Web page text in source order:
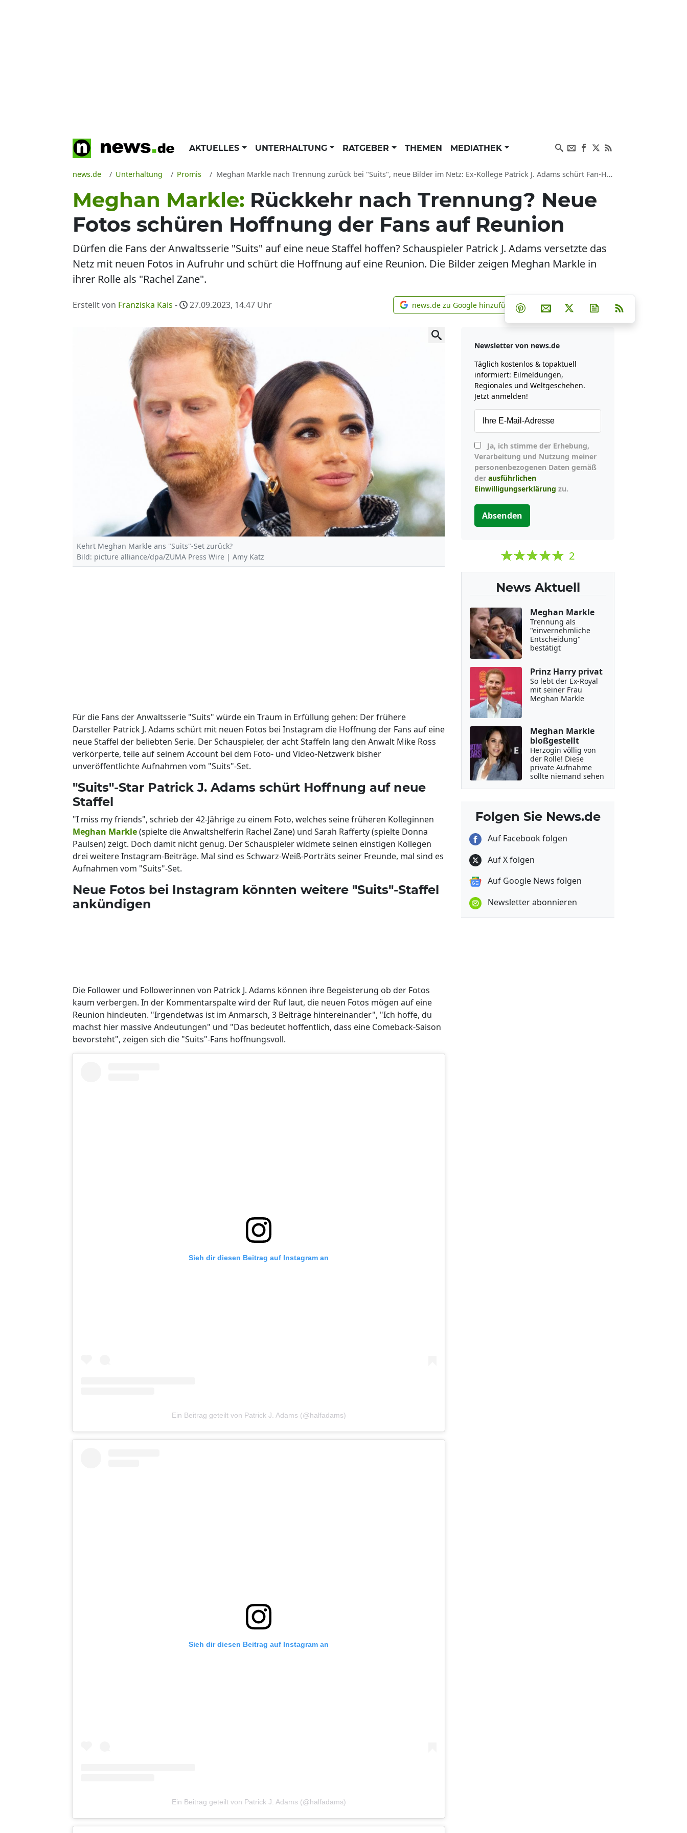
AKTUELLES UNTERHALTUNG RATGEBER THEMEN MEDIATHEK
news.de Unterhaltung Promis Meghan Markle nach Trennung zurück bei "Suits", neue Bilder im Netz: Ex-Kollege Patrick J. Adams schürt Fan-Hoffnung auf neue Staffel
Meghan Markle: Rückkehr nach Trennung? Neue
Fotos schüren Hoffnung der Fans auf Reunion
Dürfen die Fans der Anwaltsserie "Suits" auf eine neue Staffel hoffen? Schauspieler Patrick J. Adams versetzte das
Netz mit neuen Fotos in Aufruhr und schürt die Hoffnung auf eine Reunion. Die Bilder zeigen Meghan Markle in
ihrer Rolle als "Rachel Zane".
Erstellt von Franziska Kais - 27.09.2023, 14.47 Uhr news.de zu Google hinzufügen
news.de zu Google hinzufügen Teilen auf Facebook
Teilen auf Whatsapp
Teilen auf Telegram
Teilen auf Pinterest
Per E-Mail teilen
Post auf XNewsletter
Kehrt Meghan Markle ans "Suits"-Set zurück?
Bild: picture alliance/dpa/ZUMA Press Wire | Amy Katz
Für die Fans der Anwaltsserie "Suits" würde ein Traum in Erfüllung gehen: Der frühere
Darsteller Patrick J. Adams schürt mit neuen Fotos bei Instagram die Hoffnung der Fans auf eine
neue Staffel der beliebten Serie. Der Schauspieler, der acht Staffeln lang den Anwalt Mike Ross
verkörperte, teile auf seinem Account bei dem Foto- und Video-Netzwerk bisher
unveröffentlichte Aufnahmen vom "Suits"-Set.
"Suits"-Star Patrick J. Adams schürt Hoffnung auf neue
Staffel
"I miss my friends", schrieb der 42-Jährige zu einem Foto, welches seine früheren Kolleginnen
Meghan Markle(spielte die Anwaltshelferin Rachel Zane) und Sarah Rafferty (spielte Donna
Paulsen) zeigt. Doch damit nicht genug. Der Schauspieler widmete seinen einstigen Kollegen
drei weitere Instagram-Beiträge. Mal sind es Schwarz-Weiß-Porträts seiner Freunde, mal sind es
Aufnahmen vom "Suits"-Set.
Neue Fotos bei Instagram könnten weitere "Suits"-Staffel
ankündigen
Die Follower und Followerinnen von Patrick J. Adams können ihre Begeisterung ob der Fotos
kaum verbergen. In der Kommentarspalte wird der Ruf laut, die neuen Fotos mögen auf eine
Reunion hindeuten. "Irgendetwas ist im Anmarsch, 3 Beiträge hintereinander", "Ich hoffe, du
machst hier massive Andeutungen" und "Das bedeutet hoffentlich, dass eine Comeback-Saison
bevorsteht", zeigen sich die "Suits"-Fans hoffnungsvoll.
Sieh dir diesen Beitrag auf Instagram an
Ein Beitrag geteilt von Patrick J. Adams (@halfadams)
Sieh dir diesen Beitrag auf Instagram an
Ein Beitrag geteilt von Patrick J. Adams (@halfadams)
Newsletter von news.de
Täglich kostenlos & topaktuell
informiert: Eilmeldungen,
Regionales und Weltgeschehen.
Jetzt anmelden!
Verarbeitung und Nutzung meiner
personenbezogenen Daten gemäß
der ausführlichen
Einwilligungserklärung zu.
Absenden
2
News Aktuell
Meghan Markle
Trennung als
"einvernehmliche
Entscheidung"
bestätigt
Prinz Harry privat
So lebt der Ex-Royal
mit seiner Frau
Meghan Markle
Meghan Markle
bloßgestellt
Herzogin völlig von
der Rolle! Diese
private Aufnahme
sollte niemand sehen
Folgen Sie News.de
Auf Facebook folgen
Auf X folgen
Auf Google News folgen
Newsletter abonnieren